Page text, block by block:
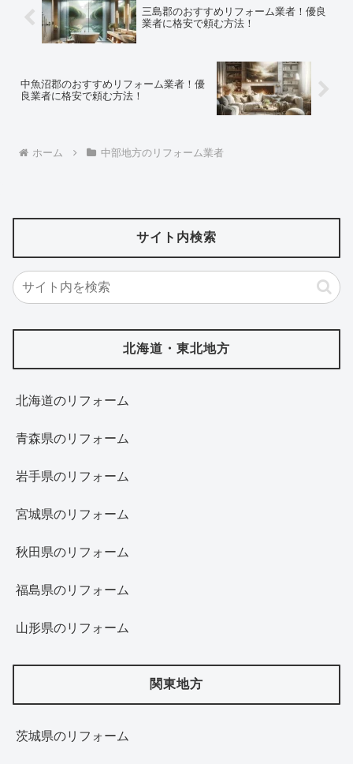
三島郡のおすすめリフォーム業者！優良
業者に格安で頼む方法！
中魚沼郡のおすすめリフォーム業者！優
良業者に格安で頼む方法！
ホーム 中部地方のリフォーム業者
サイト内検索
北海道・東北地方
北海道‎のリフォーム
青森県のリフォーム
岩手県のリフォーム
宮城県のリフォーム
秋田県のリフォーム
福島県のリフォーム
山形県のリフォーム
関東地方
茨城県のリフォーム